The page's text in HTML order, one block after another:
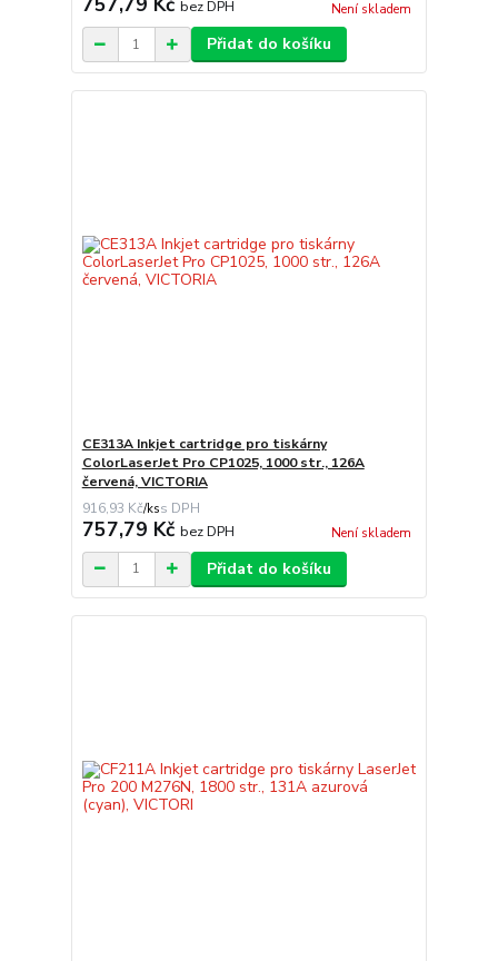
bez DPH Není skladem
Přidat do košíku
CE313A Inkjet cartridge pro tiskárny
ColorLaserJet Pro CP1025, 1000 str., 126A
červená, VICTORIA
916,93 Kč/ks
757,79 Kč bez DPH Není skladem
Přidat do košíku